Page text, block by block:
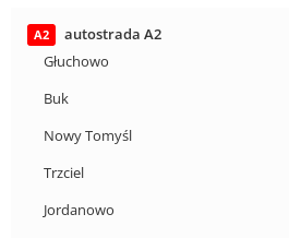
A2
autostrada A2
Głuchowo
Buk
Nowy Tomyśl
Trzciel
Jordanowo